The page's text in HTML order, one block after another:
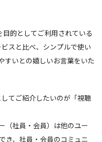
的としてご利用されている
スと比べ、シンプルで使い
すいとの嬉しいお言葉をいた
てご紹介したいのが「視聴
（社員・会員）は他のユー
き、社員・会員のコミュニ